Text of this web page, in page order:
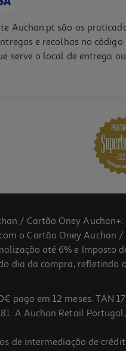
Auchan.pt são os
e recolhas no
serve o local de entrega
/ Cartão Oney Auchan+.
o Cartão Oney
até 6% e Imposto
dia da compra, refletindo
pago em 12 meses. TAN
A Auchan Retail
de intermediação de